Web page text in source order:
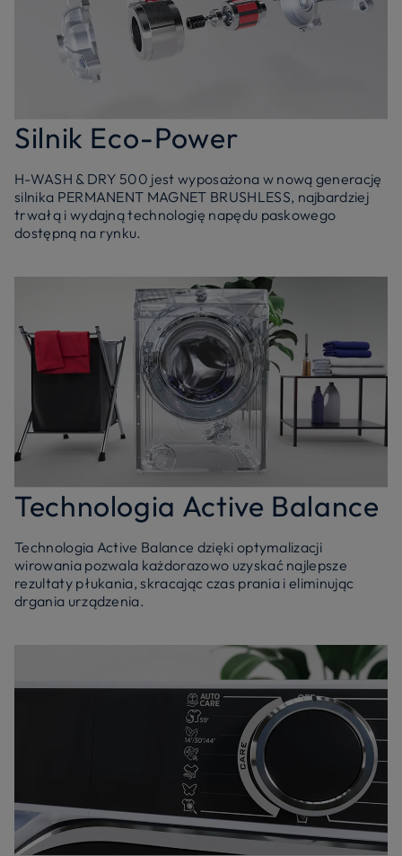
Silnik Eco-Power
H-WASH & DRY 500 jest wyposażona w nową generację
silnika PERMANENT MAGNET BRUSHLESS, najbardziej
trwałą i wydajną technologię napędu paskowego
dostępną na rynku.
Technologia Active Balance
Technologia Active Balance dzięki optymalizacji
wirowania pozwala każdorazowo uzyskać najlepsze
rezultaty płukania, skracając czas prania i eliminując
drgania urządzenia.